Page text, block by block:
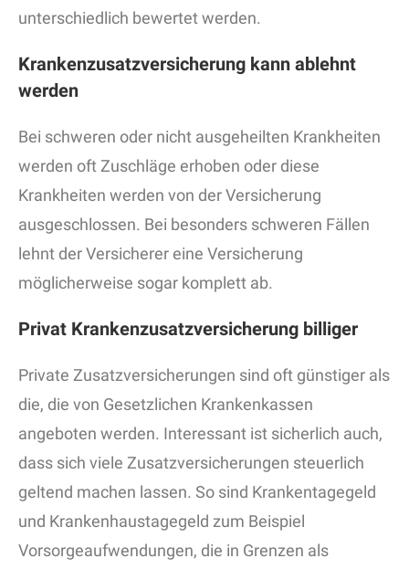
unterschiedlich bewertet werden.
Krankenzusatzversicherung kann ablehnt
werden
Bei schweren oder nicht ausgeheilten Krankheiten
werden oft Zuschläge erhoben oder diese
Krankheiten werden von der Versicherung
ausgeschlossen. Bei besonders schweren Fällen
lehnt der Versicherer eine Versicherung
möglicherweise sogar komplett ab.
Privat Krankenzusatzversicherung billiger
Private Zusatzversicherungen sind oft günstiger als
die, die von Gesetzlichen Krankenkassen
angeboten werden. Interessant ist sicherlich auch,
dass sich viele Zusatzversicherungen steuerlich
geltend machen lassen. So sind Krankentagegeld
und Krankenhaustagegeld zum Beispiel
Vorsorgeaufwendungen, die in Grenzen als